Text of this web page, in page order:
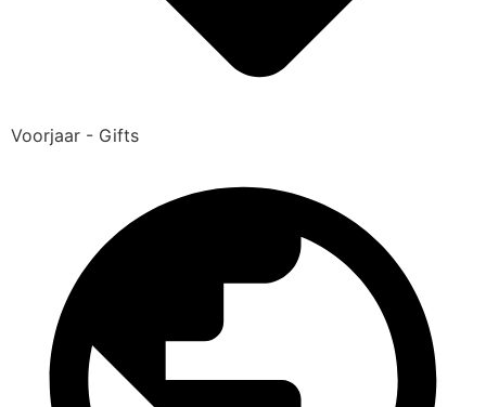
Voorjaar - Gifts